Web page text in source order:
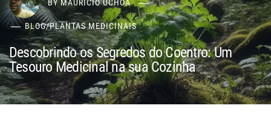
BY MAURÍCIO UCHÔA
BLOG/PLANTAS MEDICINAIS
Descobrindo os Segredos do Coentro: Um
Tesouro Medicinal na sua Cozinha